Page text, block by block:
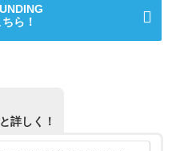
ら！
詳しく！